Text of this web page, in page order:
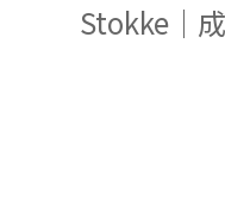
Stokke｜